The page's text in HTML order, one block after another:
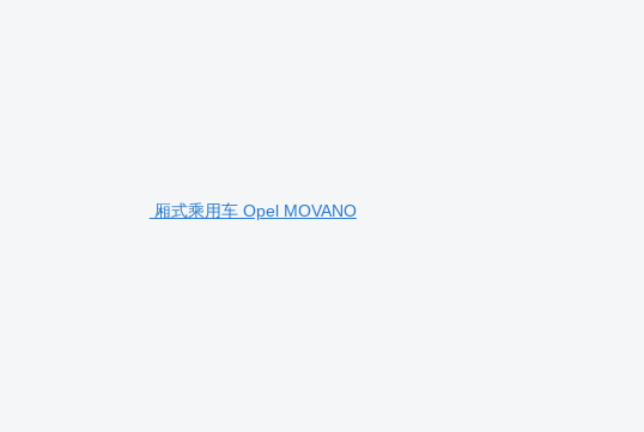
厢式乘用车 Opel MOVANO